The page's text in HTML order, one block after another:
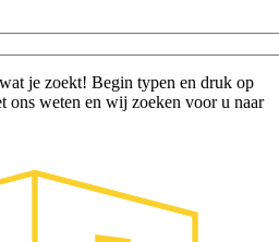
je zoekt! Begin typen en druk op
ons weten en wij zoeken voor u naar